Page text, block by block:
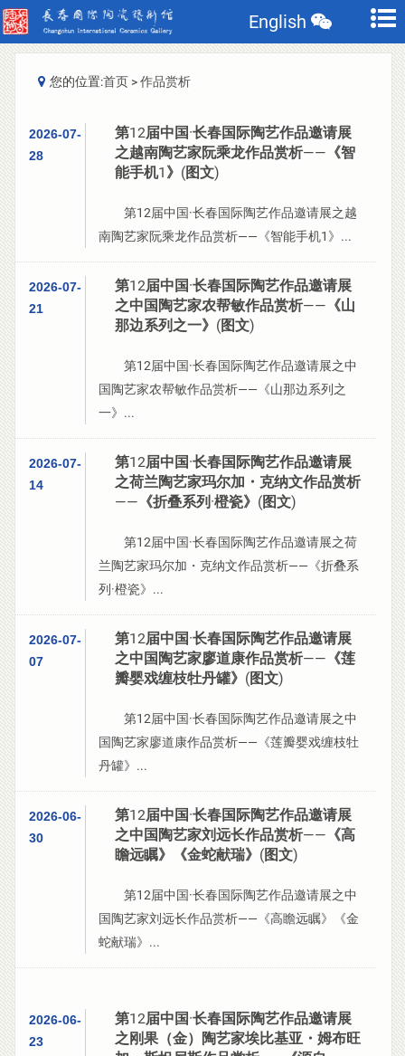
English
您的位置:首页 >作品赏析
2026-07-
28
第12届中国·长春国际陶艺作品邀请展
之越南陶艺家阮乘龙作品赏析——《智
能手机1》(图文)
第12届中国·长春国际陶艺作品邀请展之越
南陶艺家阮乘龙作品赏析——《智能手机1》...
2026-07-
21
第12届中国·长春国际陶艺作品邀请展
之中国陶艺家农帮敏作品赏析——《山
那边系列之一》(图文)
第12届中国·长春国际陶艺作品邀请展之中
国陶艺家农帮敏作品赏析——《山那边系列之
一》...
2026-07-
14
第12届中国·长春国际陶艺作品邀请展
之荷兰陶艺家玛尔加・克纳文作品赏析
——《折叠系列·橙瓷》(图文)
第12届中国·长春国际陶艺作品邀请展之荷
兰陶艺家玛尔加・克纳文作品赏析——《折叠系
列·橙瓷》...
2026-07-
07
第12届中国·长春国际陶艺作品邀请展
之中国陶艺家廖道康作品赏析——《莲
瓣婴戏缠枝牡丹罐》(图文)
第12届中国·长春国际陶艺作品邀请展之中
国陶艺家廖道康作品赏析——《莲瓣婴戏缠枝牡
丹罐》...
2026-06-
30
第12届中国·长春国际陶艺作品邀请展
之中国陶艺家刘远长作品赏析——《高
瞻远瞩》《金蛇献瑞》(图文)
第12届中国·长春国际陶艺作品邀请展之中
国陶艺家刘远长作品赏析——《高瞻远瞩》《金
蛇献瑞》...
2026-06-
23
第12届中国·长春国际陶艺作品邀请展
之刚果（金）陶艺家埃比基亚・姆布旺